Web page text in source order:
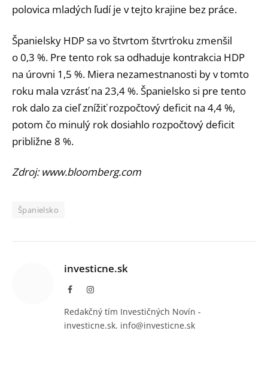
polovica mladých ľudí je v tejto krajine bez práce.
Španielsky HDP sa vo štvrtom štvrťroku zmenšil
o 0,3 %. Pre tento rok sa odhaduje kontrakcia HDP
na úrovni 1,5 %. Miera nezamestnanosti by v tomto
roku mala vzrásť na 23,4 %. Španielsko si pre tento
rok dalo za cieľ znížiť rozpočtový deficit na 4,4 %,
potom čo minulý rok dosiahlo rozpočtový deficit
približne 8 %.
Zdroj: www.bloomberg.com
Španielsko
investicne.sk
FacebookInstagram
Redakčný tím Investičných Novín -
investicne.sk. info@investicne.sk